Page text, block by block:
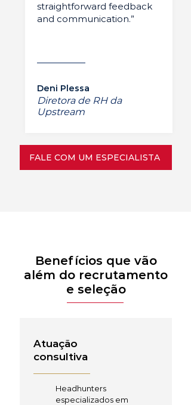
straightforward feedback
and communication.”
Deni Plessa
Diretora de RH da
Upstream
FALE COM UM ESPECIALISTA
Benefícios que vão
além do recrutamento
e seleção
Atuação
consultiva
Headhunters
especializados em